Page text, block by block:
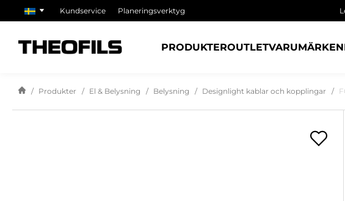
Kundservice Planeringsverktyg
PRODUKTEROUTLETVARUMÄRKEN
Produkter El & Belysning Belysning Designlight kablar och kopplingar